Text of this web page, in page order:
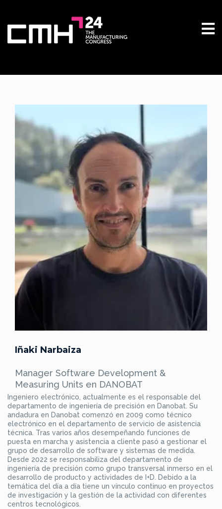
Iñaki Narbaiza
Manager Software Development &
Measuring Units en DANOBAT
Ingeniero electrónico, actualmente es el responsable del
departamento de ingeniería de precisión en Danobat. Su
andadura en Danobat comenzó en 2009 como técnico
electrónico en el departamento de servicio de asistencia
técnica. Tras varios años desempeñando funciones de
puesta en marcha y asistencia a cliente pasó a gestionar el
grupo de desarrollo de software y sistemas de medida.
Desde 2022 se responsabiliza del departamento de
ingeniería de precisión como grupo transversal inmerso en el
desarrollo de producto y actividades de I+D. Debido a la
temática del día a día tiene un vínculo continuo en proyectos
de investigación y la gestión de la actividad con diferentes
centros tecnológicos.